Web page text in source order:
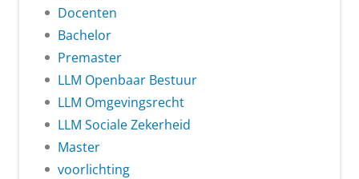
Docenten
Bachelor
Premaster
LLM Openbaar Bestuur
LLM Omgevingsrecht
LLM Sociale Zekerheid
Master
voorlichting